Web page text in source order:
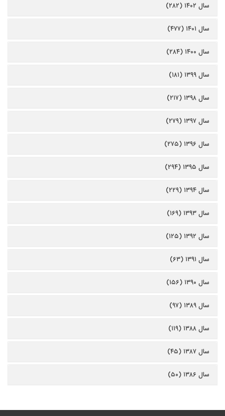
سال ۱۴۰۲ (۲۸۲)
سال ۱۴۰۱ (۴۷۷)
سال ۱۴۰۰ (۲۸۴)
سال ۱۳۹۹ (۱۸۱)
سال ۱۳۹۸ (۲۱۷)
سال ۱۳۹۷ (۲۷۹)
سال ۱۳۹۶ (۲۷۵)
سال ۱۳۹۵ (۲۹۴)
سال ۱۳۹۴ (۲۲۹)
سال ۱۳۹۳ (۱۶۹)
سال ۱۳۹۲ (۱۲۵)
سال ۱۳۹۱ (۶۳)
سال ۱۳۹۰ (۱۵۶)
سال ۱۳۸۹ (۹۷)
سال ۱۳۸۸ (۱۱۹)
سال ۱۳۸۷ (۴۵)
سال ۱۳۸۶ (۵۰)